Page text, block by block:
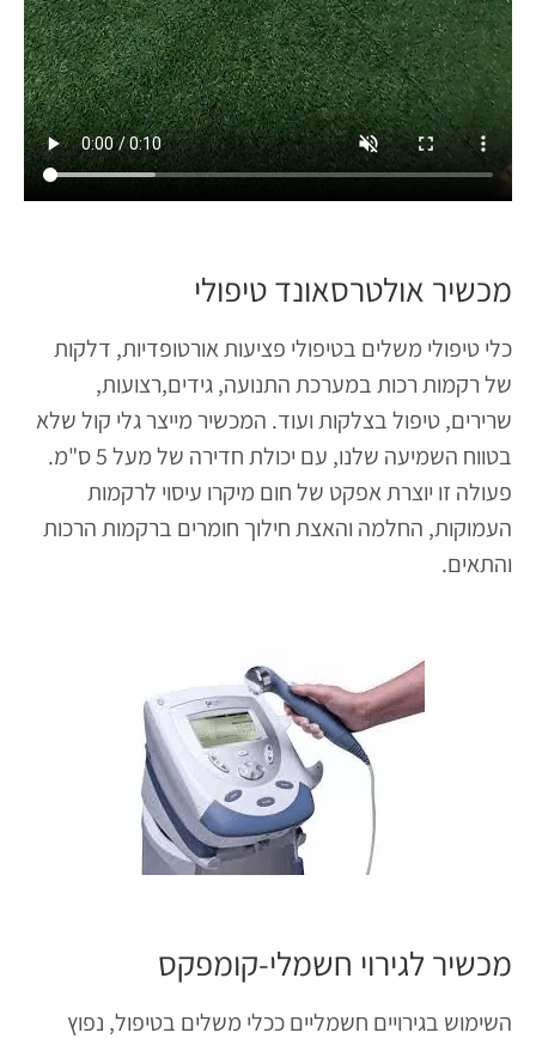
מכשיר אולטרסאונד טיפולי
כלי טיפולי משלים בטיפולי פציעות אורטופדיות, דלקות
של רקמות רכות במערכת התנועה, גידים,רצועות,
שרירים, טיפול בצלקות ועוד. המכשיר מייצר גלי קול שלא
בטווח השמיעה שלנו, עם יכולת חדירה של מעל 5 ס"מ.
פעולה זו יוצרת אפקט של חום מיקרו עיסוי לרקמות
העמוקות, החלמה והאצת חילוך חומרים ברקמות הרכות
והתאים.
מכשיר לגירוי חשמלי-קומפקס
השימוש בגירויים חשמליים ככלי משלים בטיפול, נפוץ